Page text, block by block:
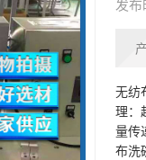
发
无纺
理：
量传
布洗